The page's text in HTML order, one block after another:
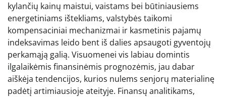
kylančių kainų maistui, vaistams bei būtiniausiems
energetiniams ištekliams, valstybės taikomi
kompensaciniai mechanizmai ir kasmetinis pajamų
indeksavimas leido bent iš dalies apsaugoti gyventojų
perkamąją galią. Visuomenei vis labiau domintis
ilgalaikėmis finansinėmis prognozėmis, jau dabar
aiškėja tendencijos, kurios nulems senjorų materialinę
padėtį artimiausioje ateityje. Finansų analitikams,